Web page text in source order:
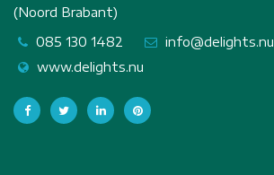
(Noord Brabant)
085 130 1482
info@delights.nu
www.delights.nu